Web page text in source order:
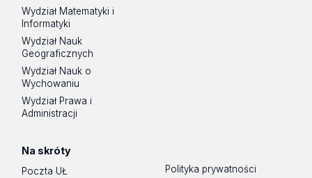
Wydział Matematyki i
Informatyki
Wydział Nauk
Geograficznych
Wydział Nauk o
Wychowaniu
Wydział Prawa i
Administracji
Na skróty
Poczta UŁ
Polityka prywatności